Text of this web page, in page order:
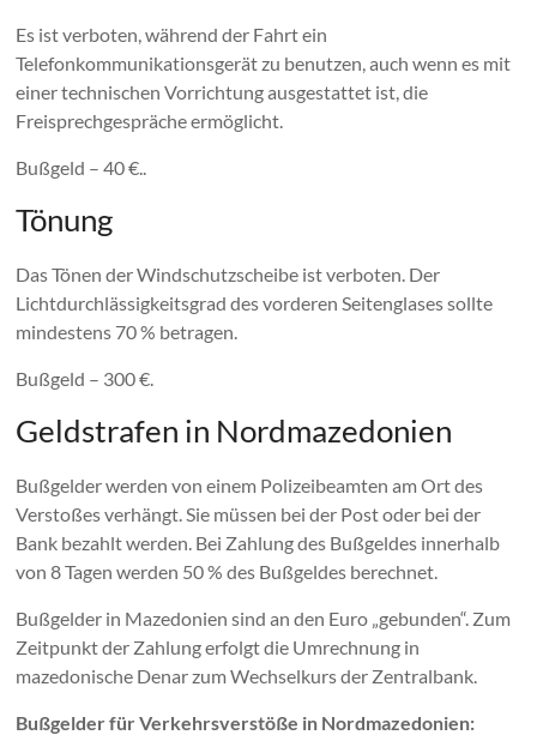
Es ist verboten, während der Fahrt ein
Telefonkommunikationsgerät zu benutzen, auch wenn es mit
einer technischen Vorrichtung ausgestattet ist, die
Freisprechgespräche ermöglicht.
Bußgeld – 40 €..
Tönung
Das Tönen der Windschutzscheibe ist verboten. Der
Lichtdurchlässigkeitsgrad des vorderen Seitenglases sollte
mindestens 70 % betragen.
Bußgeld – 300 €.
Geldstrafen in Nordmazedonien
Bußgelder werden von einem Polizeibeamten am Ort des
Verstoßes verhängt. Sie müssen bei der Post oder bei der
Bank bezahlt werden. Bei Zahlung des Bußgeldes innerhalb
von 8 Tagen werden 50 % des Bußgeldes berechnet.
Bußgelder in Mazedonien sind an den Euro „gebunden“. Zum
Zeitpunkt der Zahlung erfolgt die Umrechnung in
mazedonische Denar zum Wechselkurs der Zentralbank.
Bußgelder für Verkehrsverstöße in Nordmazedonien: